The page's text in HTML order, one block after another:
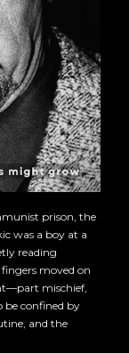
prison, the
was a boy at a
reading
moved on
mischief,
confined by
and the